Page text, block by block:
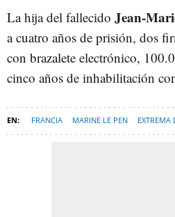
La hija del fallecido Jean-
a cuatro años de prisión, dos
con brazalete electrónico,
cinco años de inhabilitación
FRANCIA MARINE LE PEN EXTREMA